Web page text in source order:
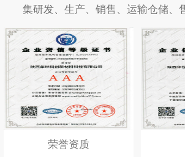
集研发、生产、销售、运输仓储、
荣誉资质